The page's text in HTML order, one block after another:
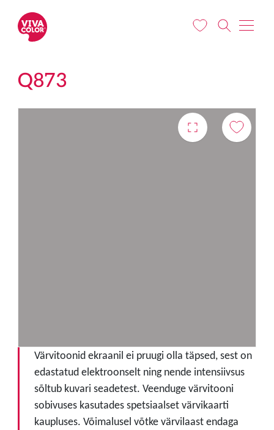
Q873
Värvitoonid ekraanil ei pruugi olla täpsed, sest on
edastatud elektroonselt ning nende intensiivsus
sõltub kuvari seadetest. Veenduge värvitooni
sobivuses kasutades spetsiaalset värvikaarti
kaupluses. Võimalusel võtke värvilaast endaga